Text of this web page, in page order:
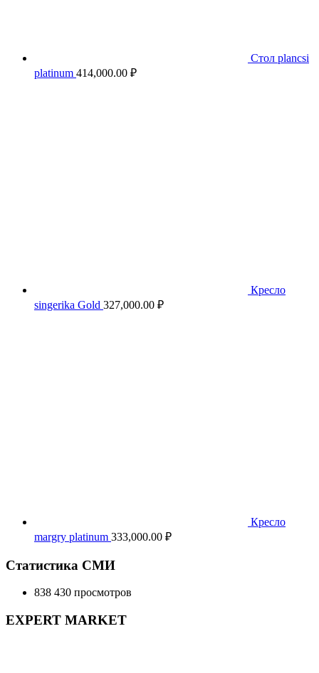
Стол plancsi
platinum 414,000.00 ₽
Кресло
singerika Gold 327,000.00 ₽
Кресло
margry platinum 333,000.00 ₽
Статистика СМИ
838 430 просмотров
EXPERT MARKET